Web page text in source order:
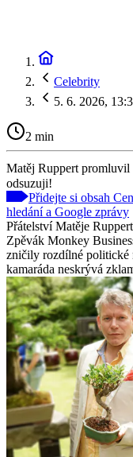
Celebrity
5. 6. 2026,
2 min
Matěj Ruppert
odsuzuji!
Přidejte si obsah
hledání a Google zprávy
Přátelství Matěje
Zpěvák Monkey
zničily rozdílné politické
kamaráda neskrývá